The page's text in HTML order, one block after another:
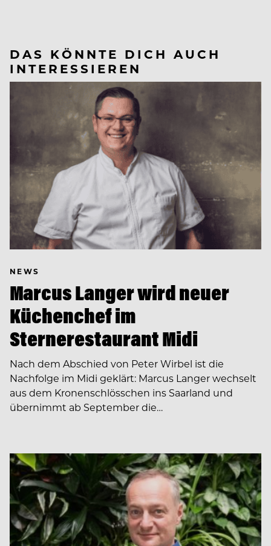
DAS KÖNNTE DICH AUCH
INTERESSIEREN
NEWS
Marcus Langer wird neuer
Küchenchef im
Sternerestaurant Midi
Nach dem Abschied von Peter Wirbel ist die
Nachfolge im Midi geklärt: Marcus Langer wechselt
aus dem Kronenschlösschen ins Saarland und
übernimmt ab September die…